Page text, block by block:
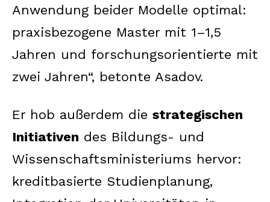
Anwendung beider Modelle optimal:
praxisbezogene Master mit 1–1,5
Jahren und forschungsorientierte mit
zwei Jahren“, betonte Asadov.
Er hob außerdem die strategischen
Initiativen des Bildungs- und
Wissenschaftsministeriums hervor:
kreditbasierte Studienplanung,